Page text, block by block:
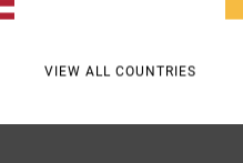
VIEW ALL COUNTRIES